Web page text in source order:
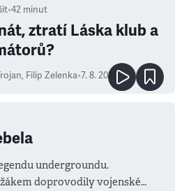
•42 minut
ztratí Láska klub a
, Filip Zelenka•7. 8. 2026
undergroundu.
doprovodily vojenské